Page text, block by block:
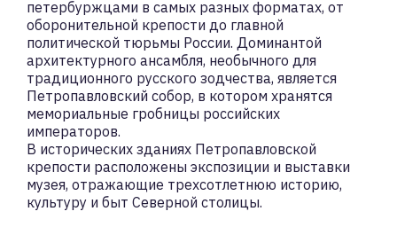
петербуржцами в самых разных форматах, от
оборонительной крепости до главной
политической тюрьмы России. Доминантой
архитектурного ансамбля, необычного для
традиционного русского зодчества, является
Петропавловский собор, в котором хранятся
мемориальные гробницы российских
императоров.
В исторических зданиях Петропавловской
крепости расположены экспозиции и выставки
музея, отражающие трехсотлетнюю историю,
культуру и быт Северной столицы.